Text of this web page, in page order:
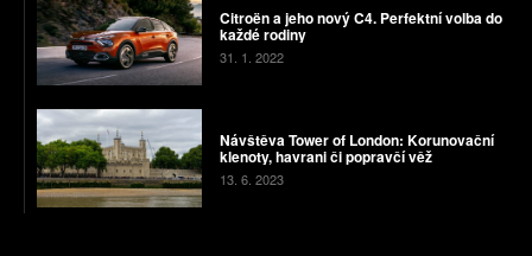
Citroën a jeho nový C4. Perfektní volba do
každé rodiny
31. 1. 2022
Návštěva Tower of London: Korunovační
klenoty, havrani či popravčí věž
13. 6. 2023